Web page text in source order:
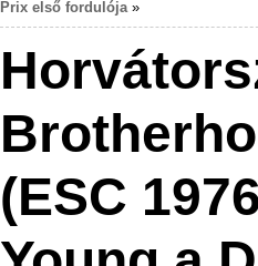
Prix első fordulója»
(ESC